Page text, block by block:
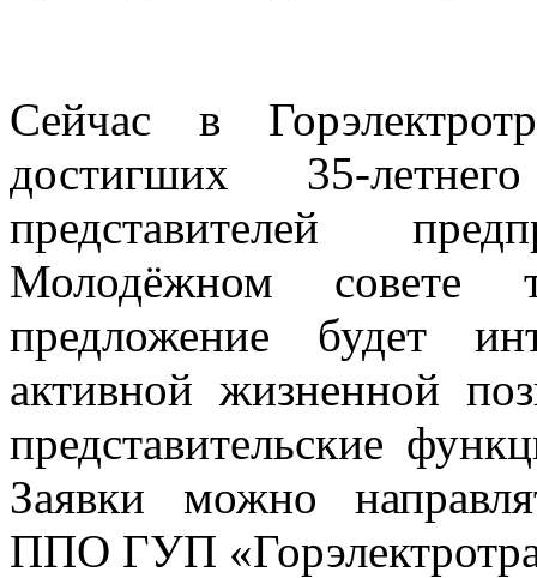
Сейчас в
достигших 35-
представителей
Молодёжном совете
предложение будет
активной жизненной
представительские
Заявки можно
ППО ГУП